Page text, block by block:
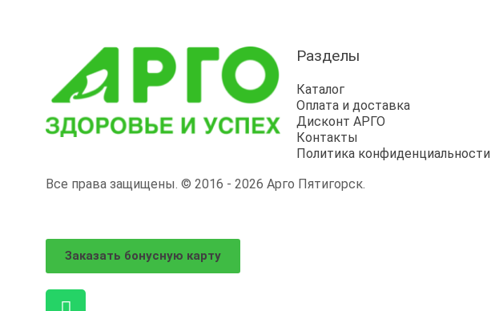
Разделы
Каталог
Оплата и доставка
Дисконт АРГО
Контакты
Политика конфиденциальности
Все права защищены. © 2016 - 2026 Арго Пятигорск.
Заказать бонусную карту